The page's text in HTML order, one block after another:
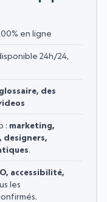
en ligne
24h/24,
des
: marketing,
designers,
.
accessibilité,
les